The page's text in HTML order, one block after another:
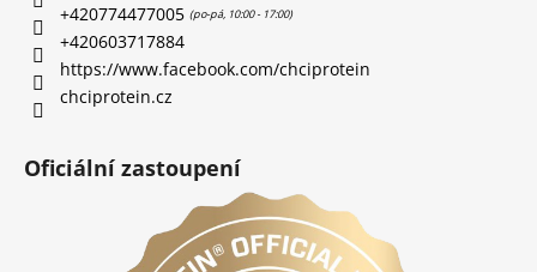
+420774477005
+420603717884
https://www.facebook.com/chciprotein
chciprotein.cz
Oficiální zastoupení